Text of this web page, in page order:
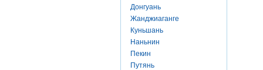
Донгуань
Жанджиаганге
Куньшань
Наньнин
Пекин
Путянь